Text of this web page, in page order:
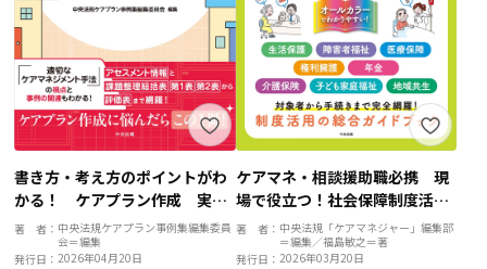
書き方・考え方のポイントがわ
かる！ ケアプラン作成 実践
事例集
著 者： 中央法規ケアプラン事例集編集委員
会＝編集
発行日：2026年04月20日
ケアマネ・相談援助職必携 現
場で役立つ！社会保障制度活用
ガイド ２０２６年版
著 者： 中央法規「ケアマネジャー」編集部
＝編集／福島敏之＝著
発行日： 2026年03月20日